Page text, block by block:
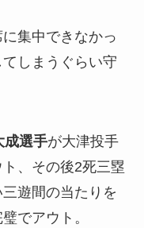
集中できなかっ
しまうぐらい守
成選手が大津投手
、その後2死三塁
遊間の当たりを
でアウト。